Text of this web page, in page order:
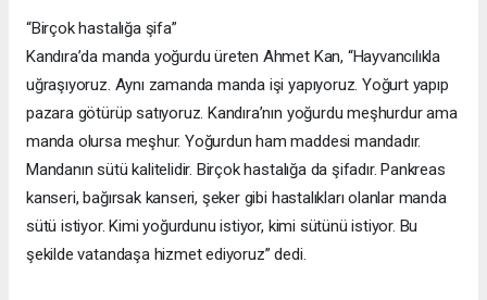
“Birçok hastalığa şifa”
Kandıra’da manda yoğurdu üreten Ahmet Kan, “Hayvancılıkla
uğraşıyoruz. Aynı zamanda manda işi yapıyoruz. Yoğurt yapıp
pazara götürüp satıyoruz. Kandıra’nın yoğurdu meşhurdur ama
manda olursa meşhur. Yoğurdun ham maddesi mandadır.
Mandanın sütü kalitelidir. Birçok hastalığa da şifadır. Pankreas
kanseri, bağırsak kanseri, şeker gibi hastalıkları olanlar manda
sütü istiyor. Kimi yoğurdunu istiyor, kimi sütünü istiyor. Bu
şekilde vatandaşa hizmet ediyoruz” dedi.